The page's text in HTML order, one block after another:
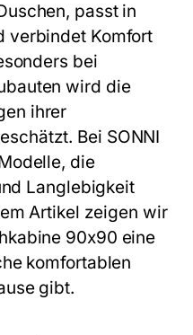
passt in
verbindet Komfort
bei
wird die
ihrer
Bei SONNI
die
Langlebigkeit
Artikel zeigen wir
90x90 eine
komfortablen
gibt.